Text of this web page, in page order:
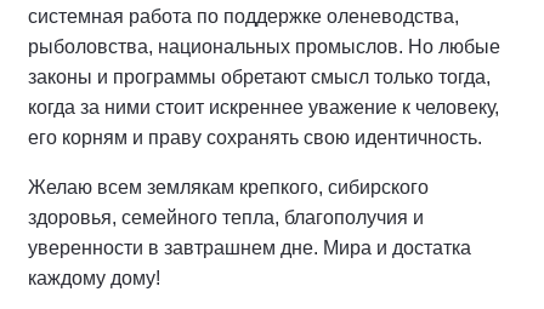
системная работа по поддержке оленеводства,
рыболовства, национальных промыслов. Но любые
законы и программы обретают смысл только тогда,
когда за ними стоит искреннее уважение к человеку,
его корням и праву сохранять свою идентичность.
Желаю всем землякам крепкого, сибирского
здоровья, семейного тепла, благополучия и
уверенности в завтрашнем дне. Мира и достатка
каждому дому!